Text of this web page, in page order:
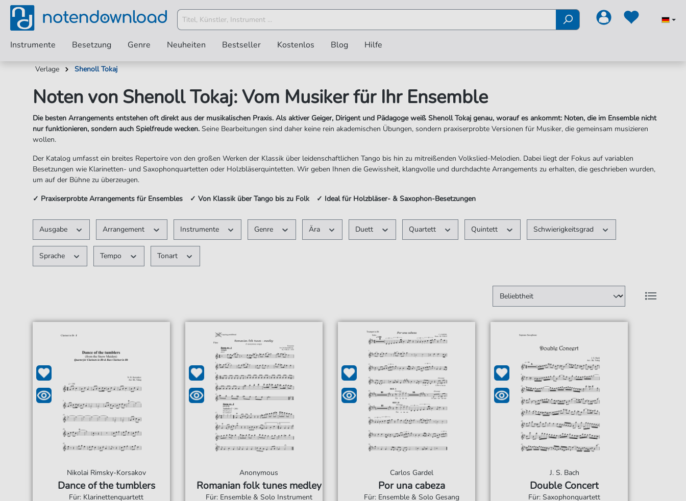
Instrumente Besetzung Genre Neuheiten Bestseller Kostenlos Blog Hilfe
Verlage Shenoll Tokaj
Noten von Shenoll Tokaj: Vom Musiker für Ihr Ensemble
Die besten Arrangements entstehen oft direkt aus der musikalischen Praxis. Als aktiver Geiger, Dirigent und Pädagoge weiß Shenoll Tokaj genau, worauf es ankommt: Noten, die im Ensemble nicht
nur funktionieren, sondern auch Spielfreude wecken.Seine Bearbeitungen sind daher keine rein akademischen Übungen, sondern praxiserprobte Versionen für Musiker, die gemeinsam musizieren
wollen.
Der Katalog umfasst ein breites Repertoire von den großen Werken der Klassik über leidenschaftlichen Tango bis hin zu mitreißenden Volkslied-Melodien. Dabei liegt der Fokus auf variablen
Besetzungen wie Klarinetten- und Saxophonquartetten oder Holzbläserquintetten. Wir geben Ihnen die Gewissheit, klangvolle und durchdachte Arrangements zu erhalten, die geschrieben wurden,
um auf der Bühne zu überzeugen.
✓ Praxiserprobte Arrangements für Ensembles ✓ Von Klassik über Tango bis zu Folk ✓ Ideal für Holzbläser- & Saxophon-Besetzungen
Ausgabe Arrangement Instrumente Genre Ära Duett Quartett Quintett Schwierigkeitsgrad
Sprache Tempo Tonart
Nikolai Rimsky-Korsakov
Dance of the tumblers
Für: Klarinettenquartett
Anonymous
Romanian folk tunes medley
Für: Ensemble & Solo Instrument
Carlos Gardel
Por una cabeza
Für: Ensemble & Solo Gesang
J. S. Bach
Double Concert
Für: Saxophonquartett